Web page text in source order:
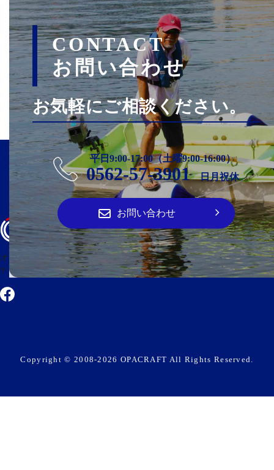
CONTACT
お問い合わせ
お気軽にご相談ください。
平日9:00-17:00（土曜9:00-16:00）
0562-57-3901日月祝休
お問い合わせ
オーパ・クラフト
〒474-0023 愛知県大府市大東町2丁目100番地
Copyright © 2008-2026 OPACRAFT All Rights Reserved.